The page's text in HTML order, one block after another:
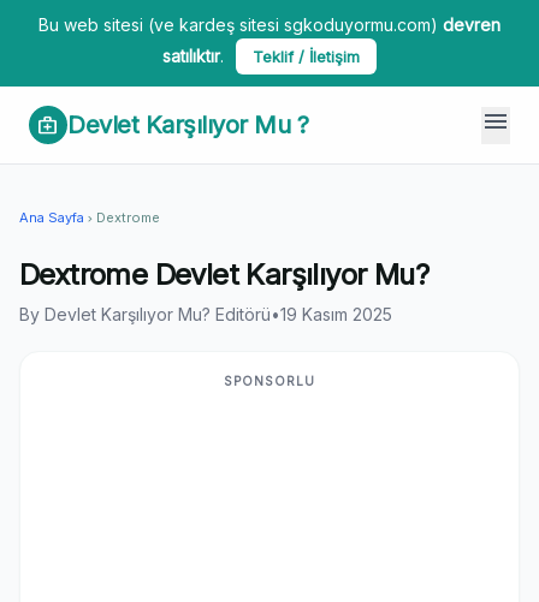
Bu web sitesi (ve kardeş sitesi sgkoduyormu.com) devren
satılıktır. Teklif / İletişim
medical_services Devlet Karşılıyor Mu ? menu
Ana Sayfa chevron_right Dextrome
Dextrome Devlet Karşılıyor Mu?
By Devlet Karşılıyor Mu? Editörü•19 Kasım 2025
SPONSORLU